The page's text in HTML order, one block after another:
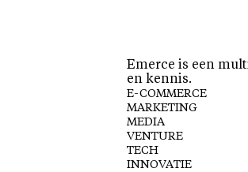
Emerce is een
en kennis.
E-COMMERCE
MARKETING
MEDIA
VENTURE
TECH
INNOVATIE